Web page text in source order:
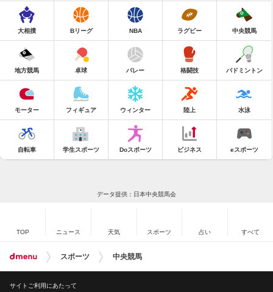
大相撲 Bリーグ NBA ラグビー 中央競馬
地方競馬 卓球 バレー 格闘技 バドミントン
モーター フィギュア ウィンター 陸上 水泳
自転車 学生スポーツ Doスポーツ ビジネス eスポーツ
データ提供：日本中央競馬会
TOP ニュース 天気 スポーツ 占い すべて
スポーツ 中央競馬
サイトご利用にあたって